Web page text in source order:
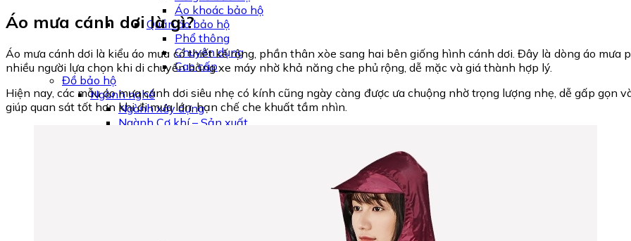
Áo khoác bảo hộ
Quần áo bảo hộ
Phổ thông
Chuyên dụng
Cao cấp
Đồ bảo hộ
Ngành nghề
Ngành xây dựng
Ngành Cơ khí – Sản xuất
Áo mưa cánh dơi là gì?
Áo mưa cánh dơi là kiểu áo mưa có thiết kế rộng, phần thân xòe sang hai bên giống hình cánh dơi. Đây là dòng áo mưa
nhiều người lựa chọn khi di chuyển bằng xe máy nhờ khả năng che phủ rộng, dễ mặc và giá thành hợp lý.
Hiện nay, các mẫu áo mưa cánh dơi siêu nhẹ có kính cũng ngày càng được ưa chuộng nhờ trọng lượng nhẹ, dễ gấp gọn
giúp quan sát tốt hơn khi đi mưa lớn, hạn chế che khuất tầm nhìn.